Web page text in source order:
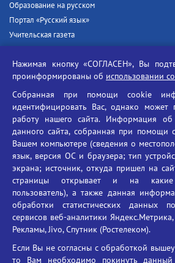
Образование на русском
Портал «Русский язык»
Учительская газета
Единый портал государственных услуг
Противодействие угрозам информационной
Социальные ролики - Генеральная прокуратура
Противодействие коррупции
БГУ против наркотиков
Брянский государственный
имени академика И.Г.
Время работы: пн-пт 09:00-
Телефон: +7(4832)58-90-85
Нажимая кнопку «СОГЛАСЕН», Вы
проинформированы об использовании
Собранная при помощи cookie
идентифицировать Вас, однако может
работу нашего сайта. Информация об
данного сайта, собранная при помощи
Вашем компьютере (сведения о
язык, версия ОС и браузера; тип
экрана; источник, откуда пришел на
страницы открывает и на
пользователь), а также данная
обработки статистических данных
сервисов веб-аналитики
Рекламы, Jivo, Спутник (Ростелеком).
Если Вы не согласны с обработкой
то Вам необходимо покинуть